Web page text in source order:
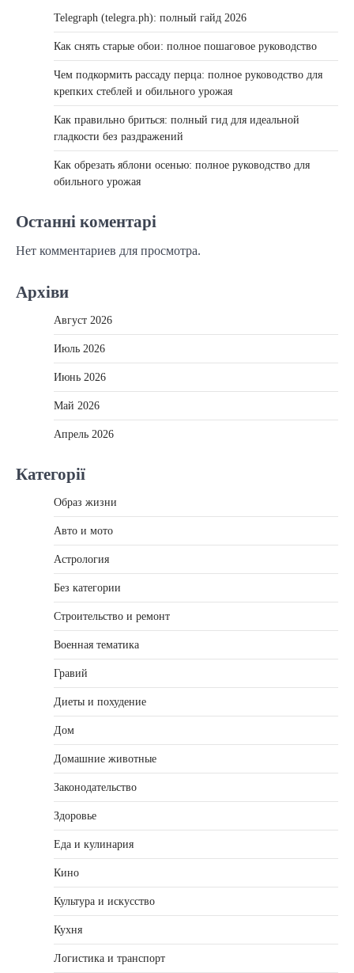
Telegraph (telegra.ph): полный гайд 2026
Как снять старые обои: полное пошаговое руководство
Чем подкормить рассаду перца: полное руководство для
крепких стеблей и обильного урожая
Как правильно бриться: полный гид для идеальной
гладкости без раздражений
Как обрезать яблони осенью: полное руководство для
обильного урожая
Останні коментарі
Нет комментариев для просмотра.
Архіви
Август 2026
Июль 2026
Июнь 2026
Май 2026
Апрель 2026
Категорії
Образ жизни
Авто и мото
Астрология
Без категории
Строительство и ремонт
Военная тематика
Гравий
Диеты и похудение
Дом
Домашние животные
Законодательство
Здоровье
Еда и кулинария
Кино
Культура и искусство
Кухня
Логистика и транспорт